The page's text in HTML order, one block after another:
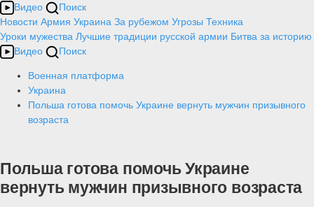
Видео
Поиск
Новости Армия Украина За рубежом Угрозы Техника
Уроки мужества Лучшие традиции русской армии Битва за историю
Видео
Поиск
Военная платформа
Украина
Польша готова помочь Украине вернуть мужчин призывного
возраста
Польша готова помочь Украине
вернуть мужчин призывного возраста